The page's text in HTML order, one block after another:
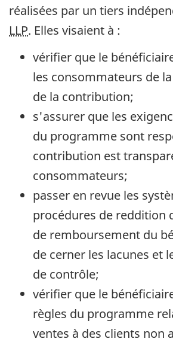
réalisées par un tiers
LLP. Elles visaient à :
vérifier que le
les consommateurs de
de la contribution;
s'assurer que les
du programme sont
contribution est
consommateurs;
passer en revue les
procédures de reddition
de remboursement du
de cerner les lacunes et
de contrôle;
vérifier que le
règles du programme
ventes à des clients non